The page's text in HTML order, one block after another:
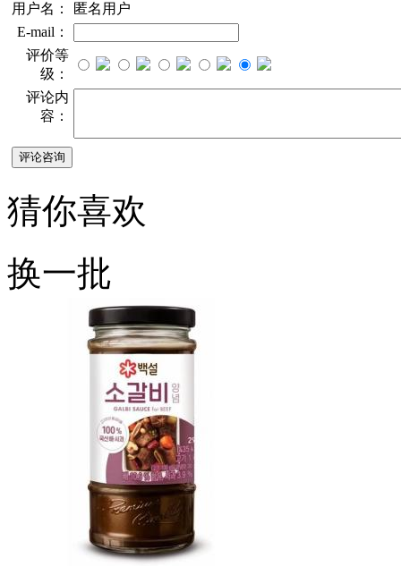
用户名：
匿名用户
E-mail：
评价等
级：
评论内
容：
猜你喜欢
换一批